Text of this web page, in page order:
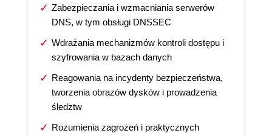
Zabezpieczania i wzmacniania serwerów
DNS, w tym obsługi DNSSEC
Wdrażania mechanizmów kontroli dostępu i
szyfrowania w bazach danych
Reagowania na incydenty bezpieczeństwa,
tworzenia obrazów dysków i prowadzenia
śledztw
Rozumienia zagrożeń i praktycznych